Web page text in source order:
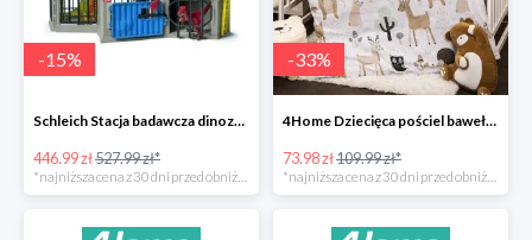
-15%
Schleich Stacja badawcza dinozaurów -15%
446.99 zł527.99 zł*
*najniższa cena z 30 dni przed obniżką
-33%
4Home Dziecięca pościel bawełniana do łóżeczka Nordic Friends -33%
73.98 zł109.99 zł*
*najniższa cena z 30 dni przed obniżką